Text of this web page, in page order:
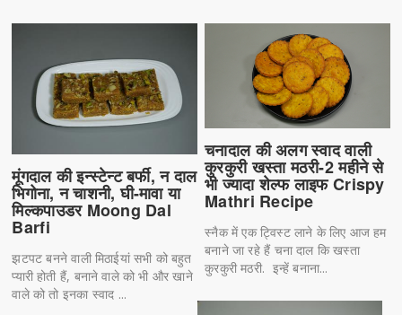
मूंगदाल की इन्स्टेन्ट बर्फी, न दाल
भिगोना, न चाशनी, घी-मावा या
मिल्कपाउडर Moong Dal
Barfi
झटपट बनने वाली मिठाईयां सभी को बहुत
प्यारी होती हैं, बनाने वाले को भी और खाने
वाले को तो इनका स्वाद ...
चनादाल की अलग स्वाद वाली
कुरकुरी खस्ता मठरी-2 महीने से
भी ज्यादा शेल्फ लाइफ Crispy
Mathri Recipe
स्नैक में एक ट्विस्ट लाने के लिए आज हम
बनाने जा रहे हैं चना दाल कि खस्ता
कुरकुरी मठरी. इन्हें बनाना...